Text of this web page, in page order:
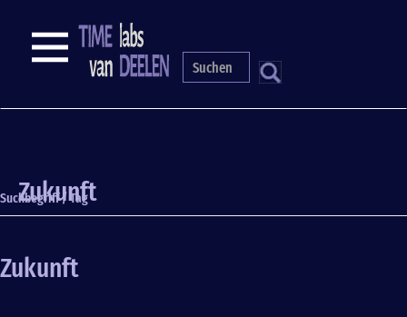
S
NAVIGATION
Zukunft
Suchbegriff / Tag
Zukunft